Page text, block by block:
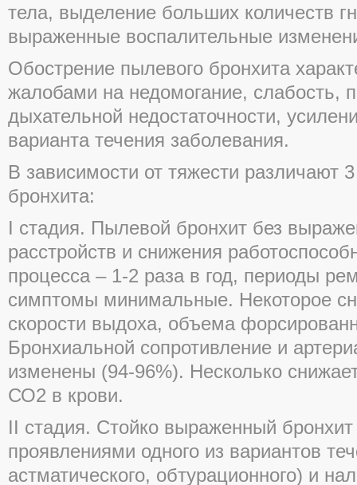
тела, выделение больших количеств
выраженные воспалительные
Обострение пылевого бронхита
жалобами на недомогание, слабость,
дыхательной недостаточности,
варианта течения заболевания.
В зависимости от тяжести различают
бронхита:
I стадия. Пылевой бронхит без
расстройств и снижения
процесса – 1-2 раза в год, периоды
симптомы минимальные. Некоторое
скорости выдоха, объема
Бронхиальной сопротивление и
изменены (94-96%). Несколько
СО2 в крови.
II cтадия. Стойко выраженный
проявлениями одного из вариантов
астматического, обтурационного) и